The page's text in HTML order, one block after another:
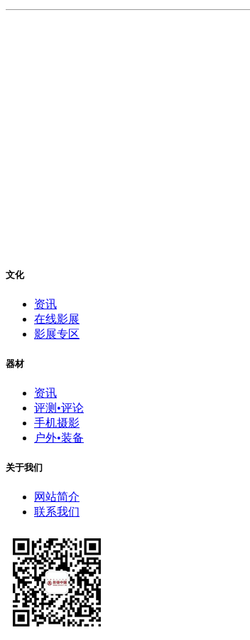
文化
资讯
在线影展
影展专区
器材
资讯
评测•评论
手机摄影
户外•装备
关于我们
网站简介
联系我们